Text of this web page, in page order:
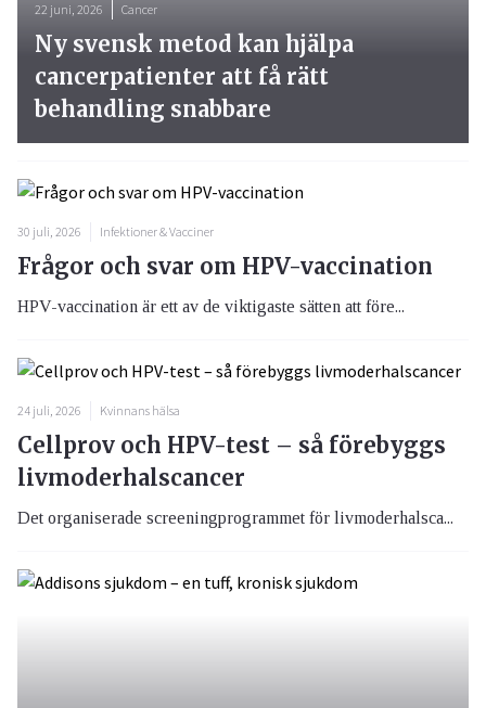
30 juli, 2026 Infektioner & Vacciner
Frågor och svar om HPV-vaccination
HPV-vaccination är ett av de viktigaste sätten att före...
24 juli, 2026 Kvinnans hälsa
Cellprov och HPV-test – så förebyggs
livmoderhalscancer
Det organiserade screeningprogrammet för livmoderhalsca...
22 juni, 2026 Cancer
Ny svensk metod kan hjälpa
cancerpatienter att få rätt
behandling snabbare